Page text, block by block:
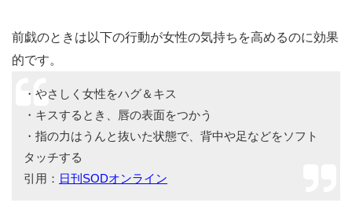
前戯のときは以下の行動が女性の気持ちを高めるのに効果
的です。
・やさしく女性をハグ＆キス
・キスするとき、唇の表面をつかう
・指の力はうんと抜いた状態で、背中や足などをソフト
タッチする
引用： 日刊SODオンライン